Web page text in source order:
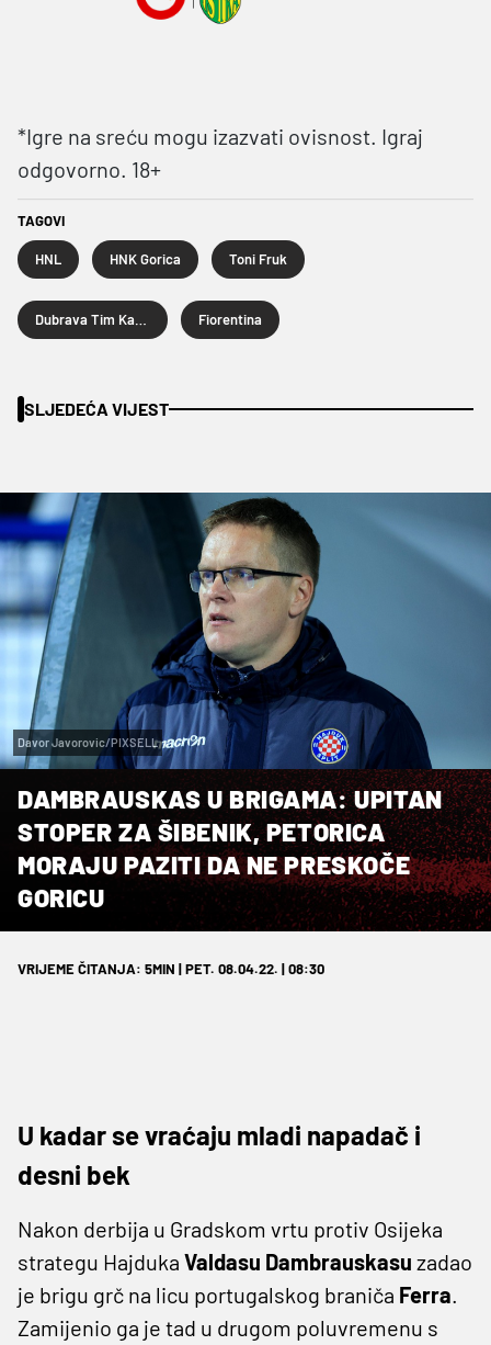
*Igre na sreću mogu izazvati ovisnost. Igraj
odgovorno. 18+
TAGOVI
HNL HNK Gorica Toni Fruk
Fiorentina
SLJEDEĆA VIJEST
Davor Javorovic/PIXSELL
DAMBRAUSKAS U BRIGAMA: UPITAN
STOPER ZA ŠIBENIK, PETORICA
MORAJU PAZITI DA NE PRESKOČE
GORICU
VRIJEME ČITANJA: 5MIN | PET. 08.04.22. | 08:30
U kadar se vraćaju mladi napadač i
desni bek
Nakon derbija u Gradskom vrtu protiv Osijeka
strategu Hajduka Valdasu Dambrauskasu zadao
je brigu grč na licu portugalskog braniča Ferra.
Zamijenio ga je tad u drugom poluvremenu s